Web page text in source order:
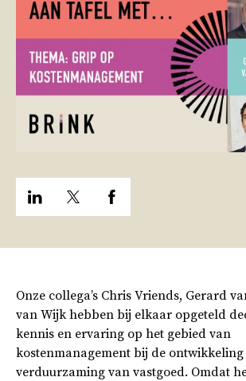
Onze collega’s Chris Vriends, Gerard
van Wijk hebben bij elkaar opgeteld
kennis en ervaring op het gebied van
kostenmanagement bij de ontwikkeling
verduurzaming van vastgoed. Omdat